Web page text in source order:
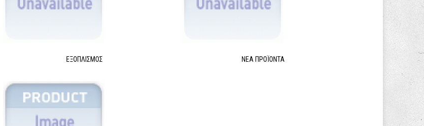
ΕΞΟΠΛΙΣΜΌΣ ΝΈΑ ΠΡΟΪΌΝΤΑ